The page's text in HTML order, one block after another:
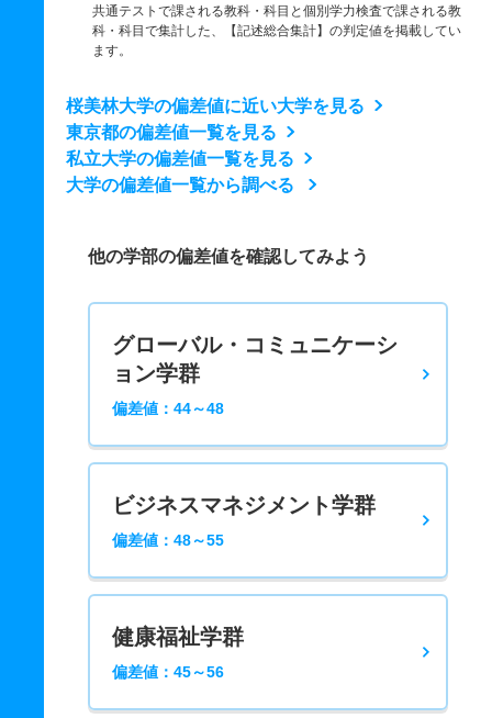
共通テストで課される教科・科目と個別学力検査で課される教
科・科目で集計した、【記述総合集計】の判定値を掲載してい
ます。
桜美林大学の偏差値に近い大学を見る
東京都の偏差値一覧を見る
私立大学の偏差値一覧を見る
大学の偏差値一覧から調べる
他の学部の偏差値を確認してみよう
グローバル・コミュニケーシ
ョン学群
偏差値：44～48
ビジネスマネジメント学群
偏差値：48～55
健康福祉学群
偏差値：45～56